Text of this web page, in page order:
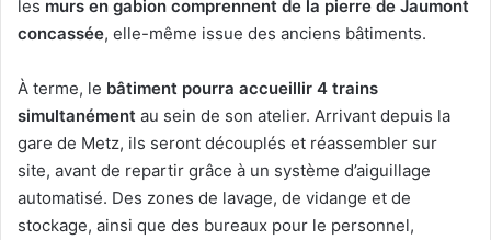
les murs en gabion comprennent de la pierre de Jaumont
concassée, elle-même issue des anciens bâtiments.
À terme, le bâtiment pourra accueillir 4 trains
simultanément au sein de son atelier. Arrivant depuis la
gare de Metz, ils seront découplés et réassembler sur
site, avant de repartir grâce à un système d’aiguillage
automatisé. Des zones de lavage, de vidange et de
stockage, ainsi que des bureaux pour le personnel,